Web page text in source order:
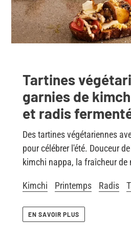
Tartines
garnies de
et radis
Des tartines végétariennes
pour célébrer l'été. Douceur
kimchi nappa, la fraîcheur de
Kimchi Printemps Radis
EN SAVOIR PLUS